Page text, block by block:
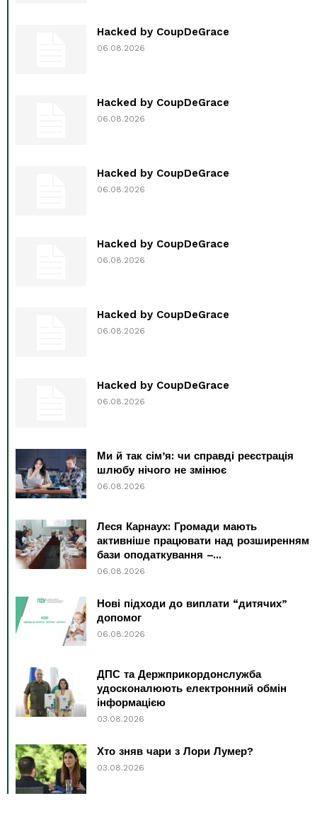
Hacked by CoupDeGrace
06.08.2026
Hacked by CoupDeGrace
06.08.2026
Hacked by CoupDeGrace
06.08.2026
Hacked by CoupDeGrace
06.08.2026
Hacked by CoupDeGrace
06.08.2026
Hacked by CoupDeGrace
06.08.2026
Ми й так сім’я: чи справді реєстрація
шлюбу нічого не змінює
06.08.2026
Леся Карнаух: Громади мають
активніше працювати над розширенням
бази оподаткування –...
06.08.2026
Нові підходи до виплати “дитячих”
допомог
06.08.2026
ДПС та Держприкордонслужба
удосконалюють електронний обмін
інформацією
03.08.2026
Хто зняв чари з Лори Лумер?
03.08.2026